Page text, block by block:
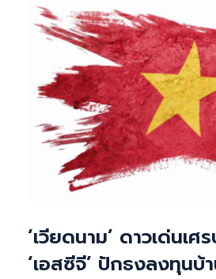
‘เวียดนาม’ ดาวเด่นเศ
‘เอสซีจี’ ปักธงลงทุนบ้